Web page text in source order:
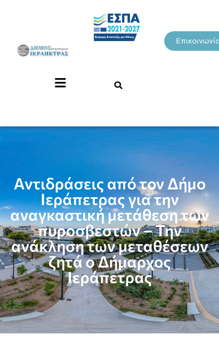
Αντιδράσεις από τον Δήμο
Ιεράπετρας για την
αναγκαστική μετάθεση των
πυροσβεστών – Την
ανάκληση των μεταθέσεων
ζητά ο Δήμαρχος
Ιεράπετρας